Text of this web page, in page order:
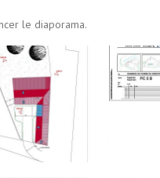
le diaporama.